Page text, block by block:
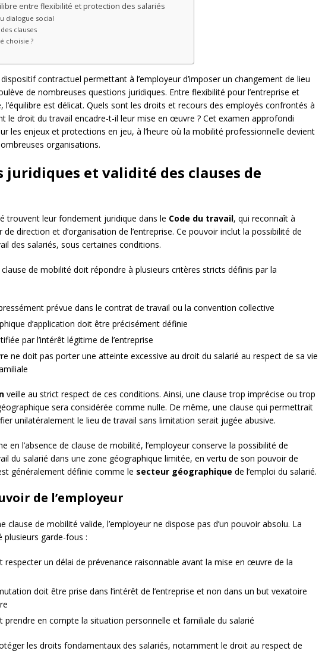
entre flexibilité et protection des salariés
dialogue social
clauses
choisie ?
contractuel permettant à l’employeur d’imposer un changement de lieu
de nombreuses questions juridiques. Entre flexibilité pour l’entreprise et
l’équilibre est délicat. Quels sont les droits et recours des employés confrontés à
le droit du travail encadre-t-il leur mise en œuvre ? Cet examen approfondi
les enjeux et protections en jeu, à l’heure où la mobilité professionnelle devient
organisations.
juridiques et validité des clauses de
trouvent leur fondement juridique dans le Code du travail, qui reconnaît à
de direction et d’organisation de l’entreprise. Ce pouvoir inclut la possibilité de
des salariés, sous certaines conditions.
de mobilité doit répondre à plusieurs critères stricts définis par la
prévue dans le contrat de travail ou la convention collective
d’application doit être précisément définie
par l’intérêt légitime de l’entreprise
ne doit pas porter une atteinte excessive au droit du salarié au respect de sa vie
veille au strict respect de ces conditions. Ainsi, une clause trop imprécise ou trop
sera considérée comme nulle. De même, une clause qui permettrait
unilatéralement le lieu de travail sans limitation serait jugée abusive.
en l’absence de clause de mobilité, l’employeur conserve la possibilité de
du salarié dans une zone géographique limitée, en vertu de son pouvoir de
généralement définie comme le secteur géographique de l’emploi du salarié.
de l’employeur
clause de mobilité valide, l’employeur ne dispose pas d’un pouvoir absolu. La
plusieurs garde-fous :
respecter un délai de prévenance raisonnable avant la mise en œuvre de la
doit être prise dans l’intérêt de l’entreprise et non dans un but vexatoire
prendre en compte la situation personnelle et familiale du salarié
les droits fondamentaux des salariés, notamment le droit au respect de